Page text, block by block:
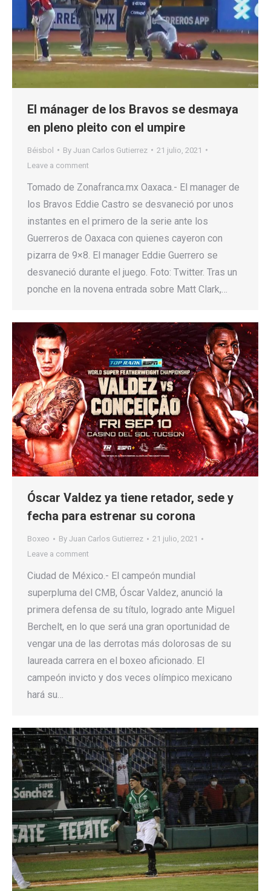
El mánager de los Bravos se desmaya
en pleno pleito con el umpire
Béisbol By Juan Carlos Gutierrez
21 julio, 2021
Leave a comment
Tomado de Zonafranca.mx Oaxaca.- El manager de
los Bravos Eddie Castro se desvaneció por unos
instantes en el primero de la serie ante los
Guerreros de Oaxaca con quienes cayeron con
pizarra de 9×8. El manager Eddie Guerrero se
desvaneció durante el juego. Foto: Twitter. Tras un
ponche en la novena entrada sobre Matt Clark,…
Óscar Valdez ya tiene retador, sede y
fecha para estrenar su corona
Boxeo By Juan Carlos Gutierrez
21 julio, 2021
Leave a comment
Ciudad de México.- El campeón mundial
superpluma del CMB, Óscar Valdez, anunció la
primera defensa de su título, logrado ante Miguel
Berchelt, en lo que será una gran oportunidad de
vengar una de las derrotas más dolorosas de su
laureada carrera en el boxeo aficionado. El
campeón invicto y dos veces olímpico mexicano
hará su…